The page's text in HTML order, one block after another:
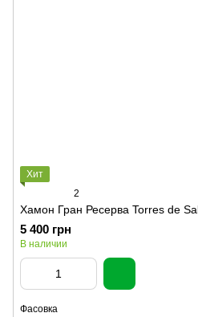
Хит
2
Хамон Гран Ресерва Torres de
5 400 грн
В наличии
Фасовка